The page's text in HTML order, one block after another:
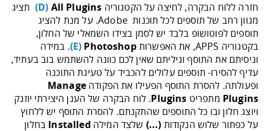
חזרה ללוח הבקרה, לחיצה על הקטגוריה D) All Plugins
) תציג
מגוון רחב של תוספים לכל תוכנות Adobe. על מנת להציג
תוספים לפוטושופ בלבד יש לסמן בצידו השמאלי של החלון,
בקטגוריה APPS, את האפשרות
E) Photoshop
). במידה
וניסיתם את התוסף וגיליתם שאין לכם כוונה להשתמש בוב בעתיד,
עדיף להסירו- תוספים עלולים להכביד על טעינת התוכנה
ופעולתה. להסרת התוסף הפעילו את הפקודהManage
Plugins מתפריט Plugins. לוח הבקרה של הענן היצירתי יוזנק
ויוצג חלון ובו כל התוספים שהתקנתם. להסרת התוסף יש ללחוץ
על כפתור שלוש הנקודות (...) שלצד המילה Installed בחלון